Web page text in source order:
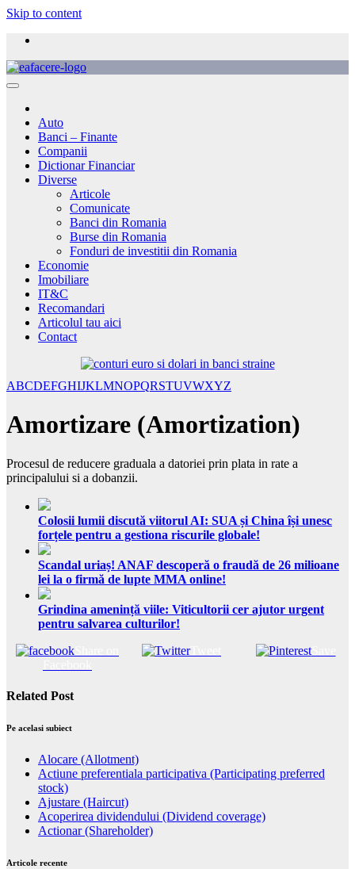
Skip to content
Auto
Banci – Finante
Companii
Dictionar Financiar
Diverse
Articole
Comunicate
Banci din Romania
Burse din Romania
Fonduri de investitii din Romania
Economie
Imobiliare
IT&C
Recomandari
Articolul tau aici
Contact
ABCDEFGHIJKLMNOPQRSTUVWXYZ
Amortizare (Amortization)
Procesul de reducere graduala a datoriei prin plata in rate a
principalului si a dobanzii.
Colosii lumii discută viitorul AI: SUA și China își unesc
forțele pentru a gestiona riscurile globale!
Scandal uriaș! ANAF descoperă o fraudă de 26 milioane
lei la o firmă de lupte MMA online!
Grindina amenință viile: Viticultorii cer ajutor urgent
pentru salvarea culturilor!
Tweet Save
Related Post
Pe acelasi subiect
Alocare (Allotment)
Actiune preferentiala participativa (Participating preferred
stock)
Ajustare (Haircut)
Acoperirea dividendului (Dividend coverage)
Actionar (Shareholder)
Articole recente